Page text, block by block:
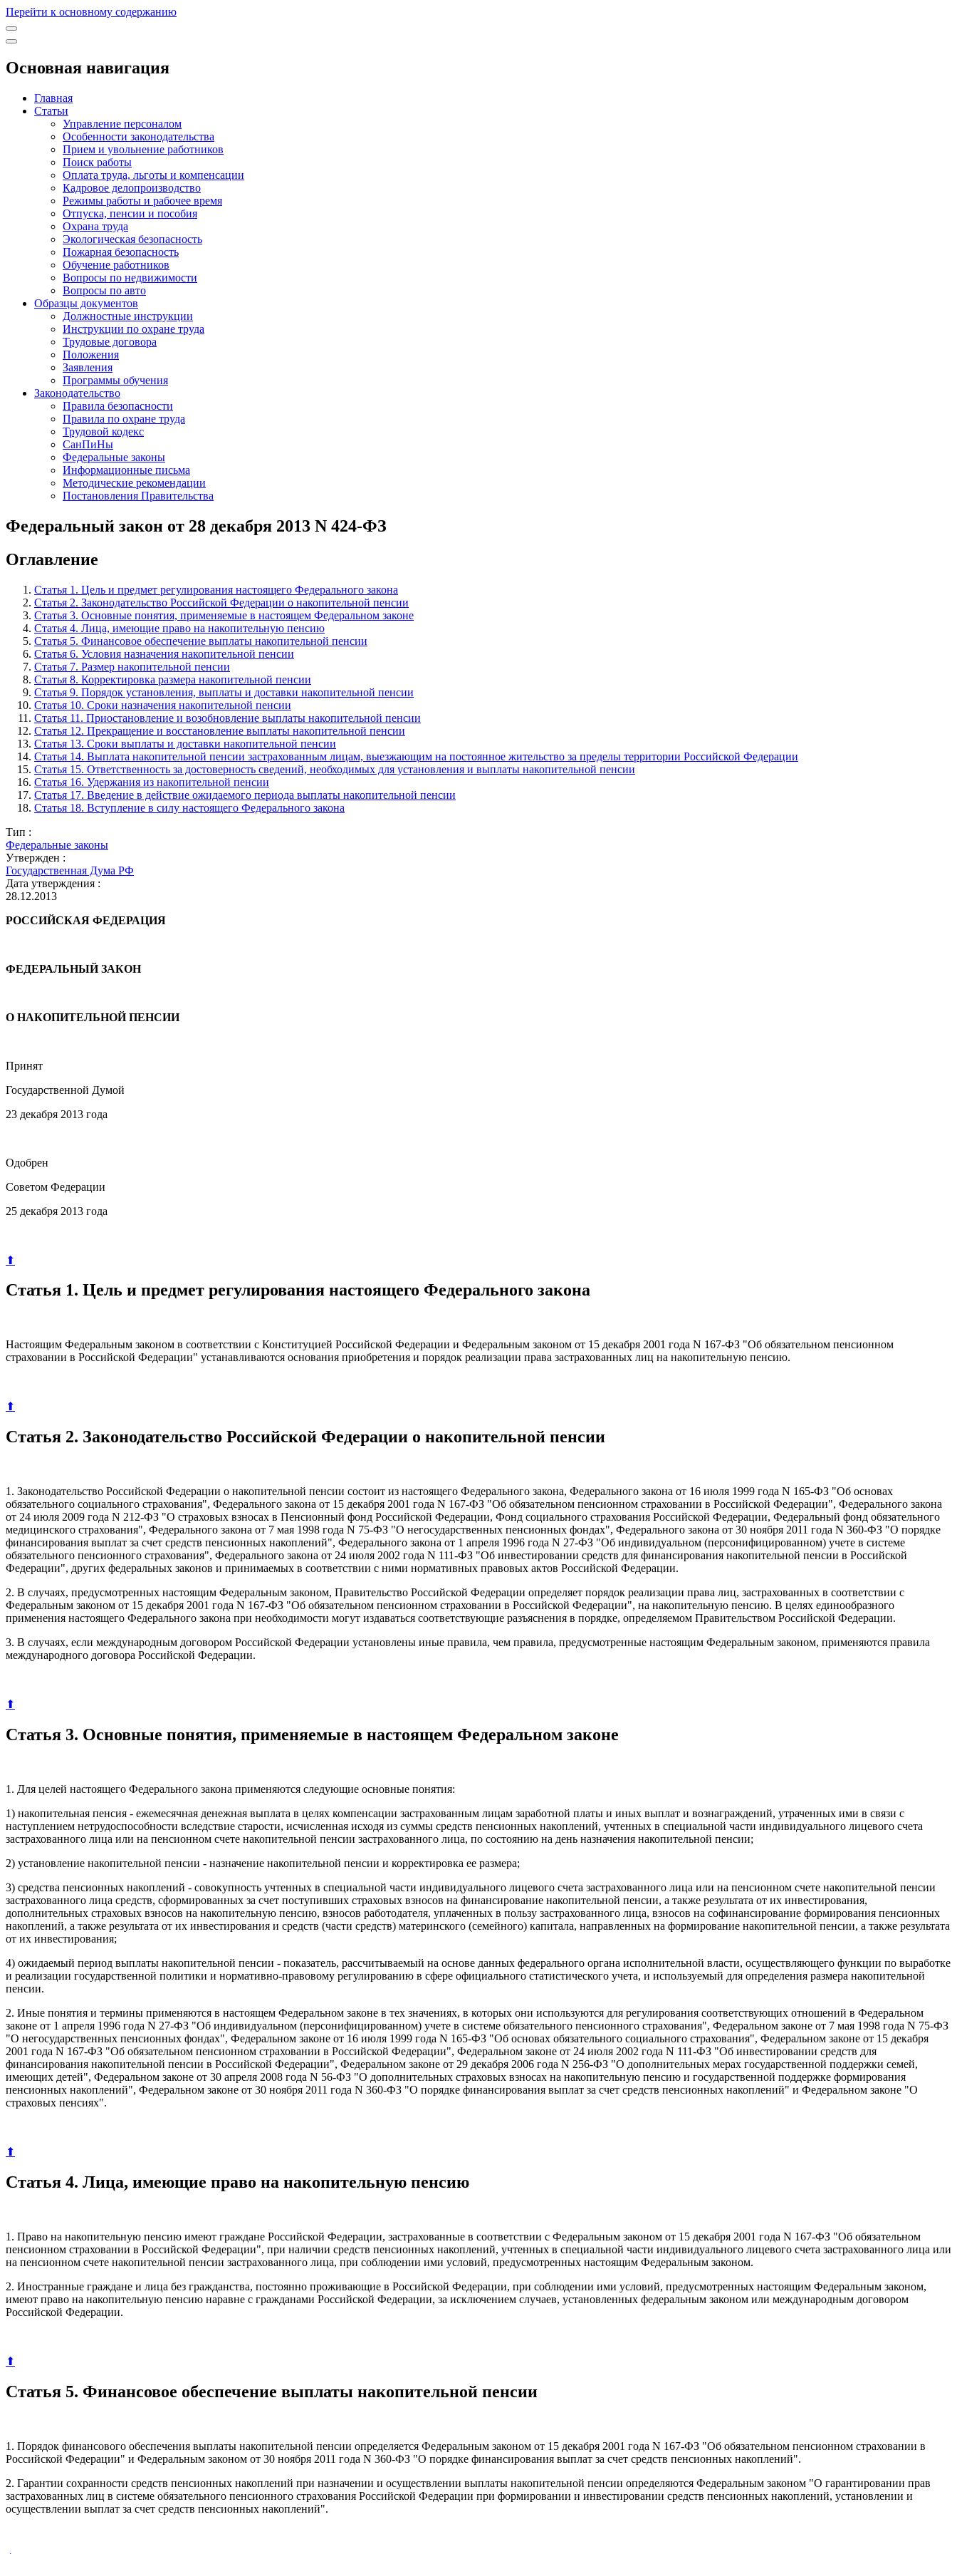
Перейти к основному содержанию
Основная навигация
Главная
Статьи
Управление персоналом
Особенности законодательства
Прием и увольнение работников
Поиск работы
Оплата труда, льготы и компенсации
Кадровое делопроизводство
Режимы работы и рабочее время
Отпуска, пенсии и пособия
Охрана труда
Экологическая безопасность
Пожарная безопасность
Обучение работников
Вопросы по недвижимости
Вопросы по авто
Образцы документов
Должностные инструкции
Инструкции по охране труда
Трудовые договора
Положения
Заявления
Программы обучения
Законодательство
Правила безопасности
Правила по охране труда
Трудовой кодекс
СанПиНы
Федеральные законы
Информационные письма
Методические рекомендации
Постановления Правительства
Федеральный закон от 28 декабря 2013 N 424-ФЗ
Оглавление
Статья 1. Цель и предмет регулирования настоящего Федерального закона
Статья 2. Законодательство Российской Федерации о накопительной пенсии
Статья 3. Основные понятия, применяемые в настоящем Федеральном законе
Статья 4. Лица, имеющие право на накопительную пенсию
Статья 5. Финансовое обеспечение выплаты накопительной пенсии
Статья 6. Условия назначения накопительной пенсии
Статья 7. Размер накопительной пенсии
Статья 8. Корректировка размера накопительной пенсии
Статья 9. Порядок установления, выплаты и доставки накопительной пенсии
Статья 10. Сроки назначения накопительной пенсии
Статья 11. Приостановление и возобновление выплаты накопительной пенсии
Статья 12. Прекращение и восстановление выплаты накопительной пенсии
Статья 13. Сроки выплаты и доставки накопительной пенсии
Статья 14. Выплата накопительной пенсии застрахованным лицам, выезжающим на постоянное жительство за пределы территории Российской Федерации
Статья 15. Ответственность за достоверность сведений, необходимых для установления и выплаты накопительной пенсии
Статья 16. Удержания из накопительной пенсии
Статья 17. Введение в действие ожидаемого периода выплаты накопительной пенсии
Статья 18. Вступление в силу настоящего Федерального закона
Тип :
Федеральные законы
Утвержден :
Государственная Дума РФ
Дата утверждения :
28.12.2013
РОССИЙСКАЯ ФЕДЕРАЦИЯ
ФЕДЕРАЛЬНЫЙ ЗАКОН
О НАКОПИТЕЛЬНОЙ ПЕНСИИ
Принят
Государственной Думой
23 декабря 2013 года
Одобрен
Советом Федерации
25 декабря 2013 года
⬆
Статья 1. Цель и предмет регулирования настоящего Федерального закона
Настоящим Федеральным законом в соответствии с Конституцией Российской Федерации и Федеральным законом от 15 декабря 2001 года N 167-ФЗ "Об обязательном пенсионном
страховании в Российской Федерации" устанавливаются основания приобретения и порядок реализации права застрахованных лиц на накопительную пенсию.
⬆
Статья 2. Законодательство Российской Федерации о накопительной пенсии
1. Законодательство Российской Федерации о накопительной пенсии состоит из настоящего Федерального закона, Федерального закона от 16 июля 1999 года N 165-ФЗ "Об основах
обязательного социального страхования", Федерального закона от 15 декабря 2001 года N 167-ФЗ "Об обязательном пенсионном страховании в Российской Федерации", Федерального закона
от 24 июля 2009 года N 212-ФЗ "О страховых взносах в Пенсионный фонд Российской Федерации, Фонд социального страхования Российской Федерации, Федеральный фонд обязательного
медицинского страхования", Федерального закона от 7 мая 1998 года N 75-ФЗ "О негосударственных пенсионных фондах", Федерального закона от 30 ноября 2011 года N 360-ФЗ "О порядке
финансирования выплат за счет средств пенсионных накоплений", Федерального закона от 1 апреля 1996 года N 27-ФЗ "Об индивидуальном (персонифицированном) учете в системе
обязательного пенсионного страхования", Федерального закона от 24 июля 2002 года N 111-ФЗ "Об инвестировании средств для финансирования накопительной пенсии в Российской
Федерации", других федеральных законов и принимаемых в соответствии с ними нормативных правовых актов Российской Федерации.
2. В случаях, предусмотренных настоящим Федеральным законом, Правительство Российской Федерации определяет порядок реализации права лиц, застрахованных в соответствии с
Федеральным законом от 15 декабря 2001 года N 167-ФЗ "Об обязательном пенсионном страховании в Российской Федерации", на накопительную пенсию. В целях единообразного
применения настоящего Федерального закона при необходимости могут издаваться соответствующие разъяснения в порядке, определяемом Правительством Российской Федерации.
3. В случаях, если международным договором Российской Федерации установлены иные правила, чем правила, предусмотренные настоящим Федеральным законом, применяются правила
международного договора Российской Федерации.
⬆
Статья 3. Основные понятия, применяемые в настоящем Федеральном законе
1. Для целей настоящего Федерального закона применяются следующие основные понятия:
1) накопительная пенсия - ежемесячная денежная выплата в целях компенсации застрахованным лицам заработной платы и иных выплат и вознаграждений, утраченных ими в связи с
наступлением нетрудоспособности вследствие старости, исчисленная исходя из суммы средств пенсионных накоплений, учтенных в специальной части индивидуального лицевого счета
застрахованного лица или на пенсионном счете накопительной пенсии застрахованного лица, по состоянию на день назначения накопительной пенсии;
2) установление накопительной пенсии - назначение накопительной пенсии и корректировка ее размера;
3) средства пенсионных накоплений - совокупность учтенных в специальной части индивидуального лицевого счета застрахованного лица или на пенсионном счете накопительной пенсии
застрахованного лица средств, сформированных за счет поступивших страховых взносов на финансирование накопительной пенсии, а также результата от их инвестирования,
дополнительных страховых взносов на накопительную пенсию, взносов работодателя, уплаченных в пользу застрахованного лица, взносов на софинансирование формирования пенсионных
накоплений, а также результата от их инвестирования и средств (части средств) материнского (семейного) капитала, направленных на формирование накопительной пенсии, а также результата
от их инвестирования;
4) ожидаемый период выплаты накопительной пенсии - показатель, рассчитываемый на основе данных федерального органа исполнительной власти, осуществляющего функции по выработке
и реализации государственной политики и нормативно-правовому регулированию в сфере официального статистического учета, и используемый для определения размера накопительной
пенсии.
2. Иные понятия и термины применяются в настоящем Федеральном законе в тех значениях, в которых они используются для регулирования соответствующих отношений в Федеральном
законе от 1 апреля 1996 года N 27-ФЗ "Об индивидуальном (персонифицированном) учете в системе обязательного пенсионного страхования", Федеральном законе от 7 мая 1998 года N 75-ФЗ
"О негосударственных пенсионных фондах", Федеральном законе от 16 июля 1999 года N 165-ФЗ "Об основах обязательного социального страхования", Федеральном законе от 15 декабря
2001 года N 167-ФЗ "Об обязательном пенсионном страховании в Российской Федерации", Федеральном законе от 24 июля 2002 года N 111-ФЗ "Об инвестировании средств для
финансирования накопительной пенсии в Российской Федерации", Федеральном законе от 29 декабря 2006 года N 256-ФЗ "О дополнительных мерах государственной поддержки семей,
имеющих детей", Федеральном законе от 30 апреля 2008 года N 56-ФЗ "О дополнительных страховых взносах на накопительную пенсию и государственной поддержке формирования
пенсионных накоплений", Федеральном законе от 30 ноября 2011 года N 360-ФЗ "О порядке финансирования выплат за счет средств пенсионных накоплений" и Федеральном законе "О
страховых пенсиях".
⬆
Статья 4. Лица, имеющие право на накопительную пенсию
1. Право на накопительную пенсию имеют граждане Российской Федерации, застрахованные в соответствии с Федеральным законом от 15 декабря 2001 года N 167-ФЗ "Об обязательном
пенсионном страховании в Российской Федерации", при наличии средств пенсионных накоплений, учтенных в специальной части индивидуального лицевого счета застрахованного лица или
на пенсионном счете накопительной пенсии застрахованного лица, при соблюдении ими условий, предусмотренных настоящим Федеральным законом.
2. Иностранные граждане и лица без гражданства, постоянно проживающие в Российской Федерации, при соблюдении ими условий, предусмотренных настоящим Федеральным законом,
имеют право на накопительную пенсию наравне с гражданами Российской Федерации, за исключением случаев, установленных федеральным законом или международным договором
Российской Федерации.
⬆
Статья 5. Финансовое обеспечение выплаты накопительной пенсии
1. Порядок финансового обеспечения выплаты накопительной пенсии определяется Федеральным законом от 15 декабря 2001 года N 167-ФЗ "Об обязательном пенсионном страховании в
Российской Федерации" и Федеральным законом от 30 ноября 2011 года N 360-ФЗ "О порядке финансирования выплат за счет средств пенсионных накоплений".
2. Гарантии сохранности средств пенсионных накоплений при назначении и осуществлении выплаты накопительной пенсии определяются Федеральным законом "О гарантировании прав
застрахованных лиц в системе обязательного пенсионного страхования Российской Федерации при формировании и инвестировании средств пенсионных накоплений, установлении и
осуществлении выплат за счет средств пенсионных накоплений".